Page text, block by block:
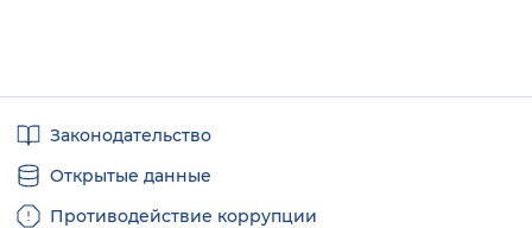
ссылкиЗаконодательство
Открытые данные
Противодействие коррупции